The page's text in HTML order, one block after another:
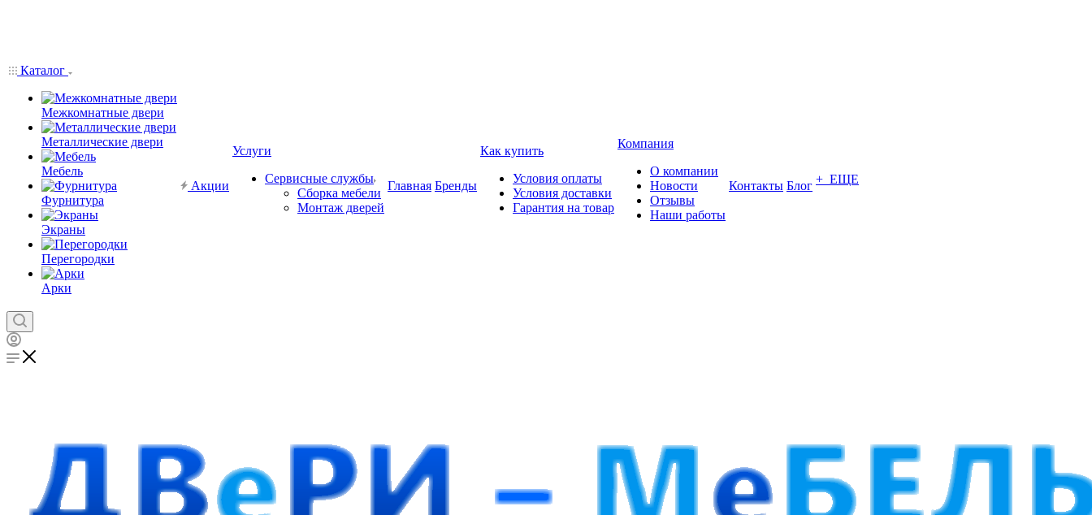
Каталог
Межкомнатные двери
Металлические двери
Мебель
Фурнитура
Экраны
Перегородки
Арки
Акции
Услуги
Сервисные службы
Сборка мебели
Монтаж дверей
Главная Бренды
Как купить
Условия оплаты
Условия доставки
Гарантия на товар
Компания
О компании
Новости
Отзывы
Наши работы
Контакты Блог + ЕЩЕ